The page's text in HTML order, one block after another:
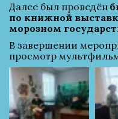
Далее был проведён
по книжной
морозном
В завершении
просмотр